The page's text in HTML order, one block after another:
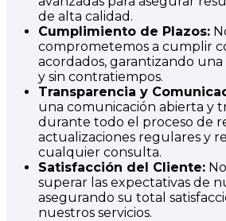
de alta calidad.
Cumplimiento de Plazos:
comprometemos a cumplir
acordados, garantizando
y sin contratiempos.
Transparencia y
una comunicación abierta y
durante todo el proceso de
actualizaciones regulares y
cualquier consulta.
Satisfacción del Cliente:
superar las expectativas de
asegurando su total
nuestros servicios.